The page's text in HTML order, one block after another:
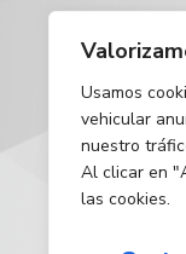
Usamos
vehicular
nuestro
Al clicar en
las cookies.